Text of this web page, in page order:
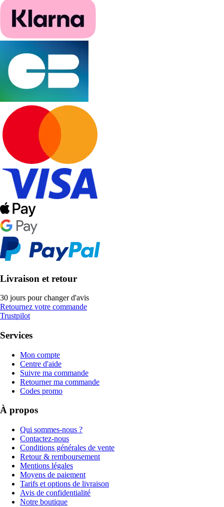
Livraison et retour
30 jours pour changer d'avis
Retournez votre commande
Trustpilot
Services
Mon compte
Centre d'aide
Suivre ma commande
Retourner ma commande
Codes promo
À propos
Qui sommes-nous ?
Contactez-nous
Conditions générales de vente
Retour & remboursement
Mentions légales
Moyens de paiement
Tarifs et options de livraison
Avis de confidentialité
Notre boutique